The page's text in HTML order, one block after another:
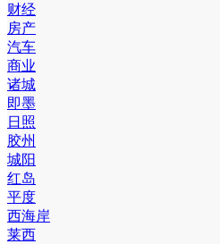
财经
房产
汽车
商业
诸城
即墨
日照
胶州
城阳
红岛
平度
西海岸
莱西